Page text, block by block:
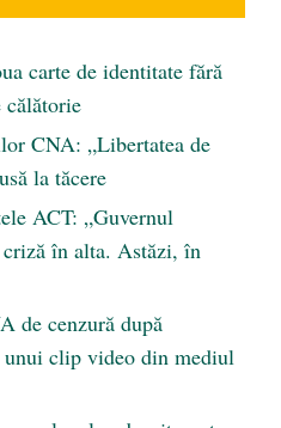
carte de identitate fără
călătorie
CNA: „Libertatea de
la tăcere
ACT: „Guvernul
în alta. Astăzi, în
de cenzură după
clip video din mediul